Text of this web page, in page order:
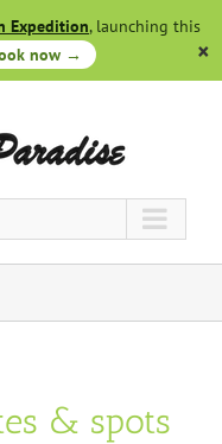
Expedition, launching this
now →
& spots